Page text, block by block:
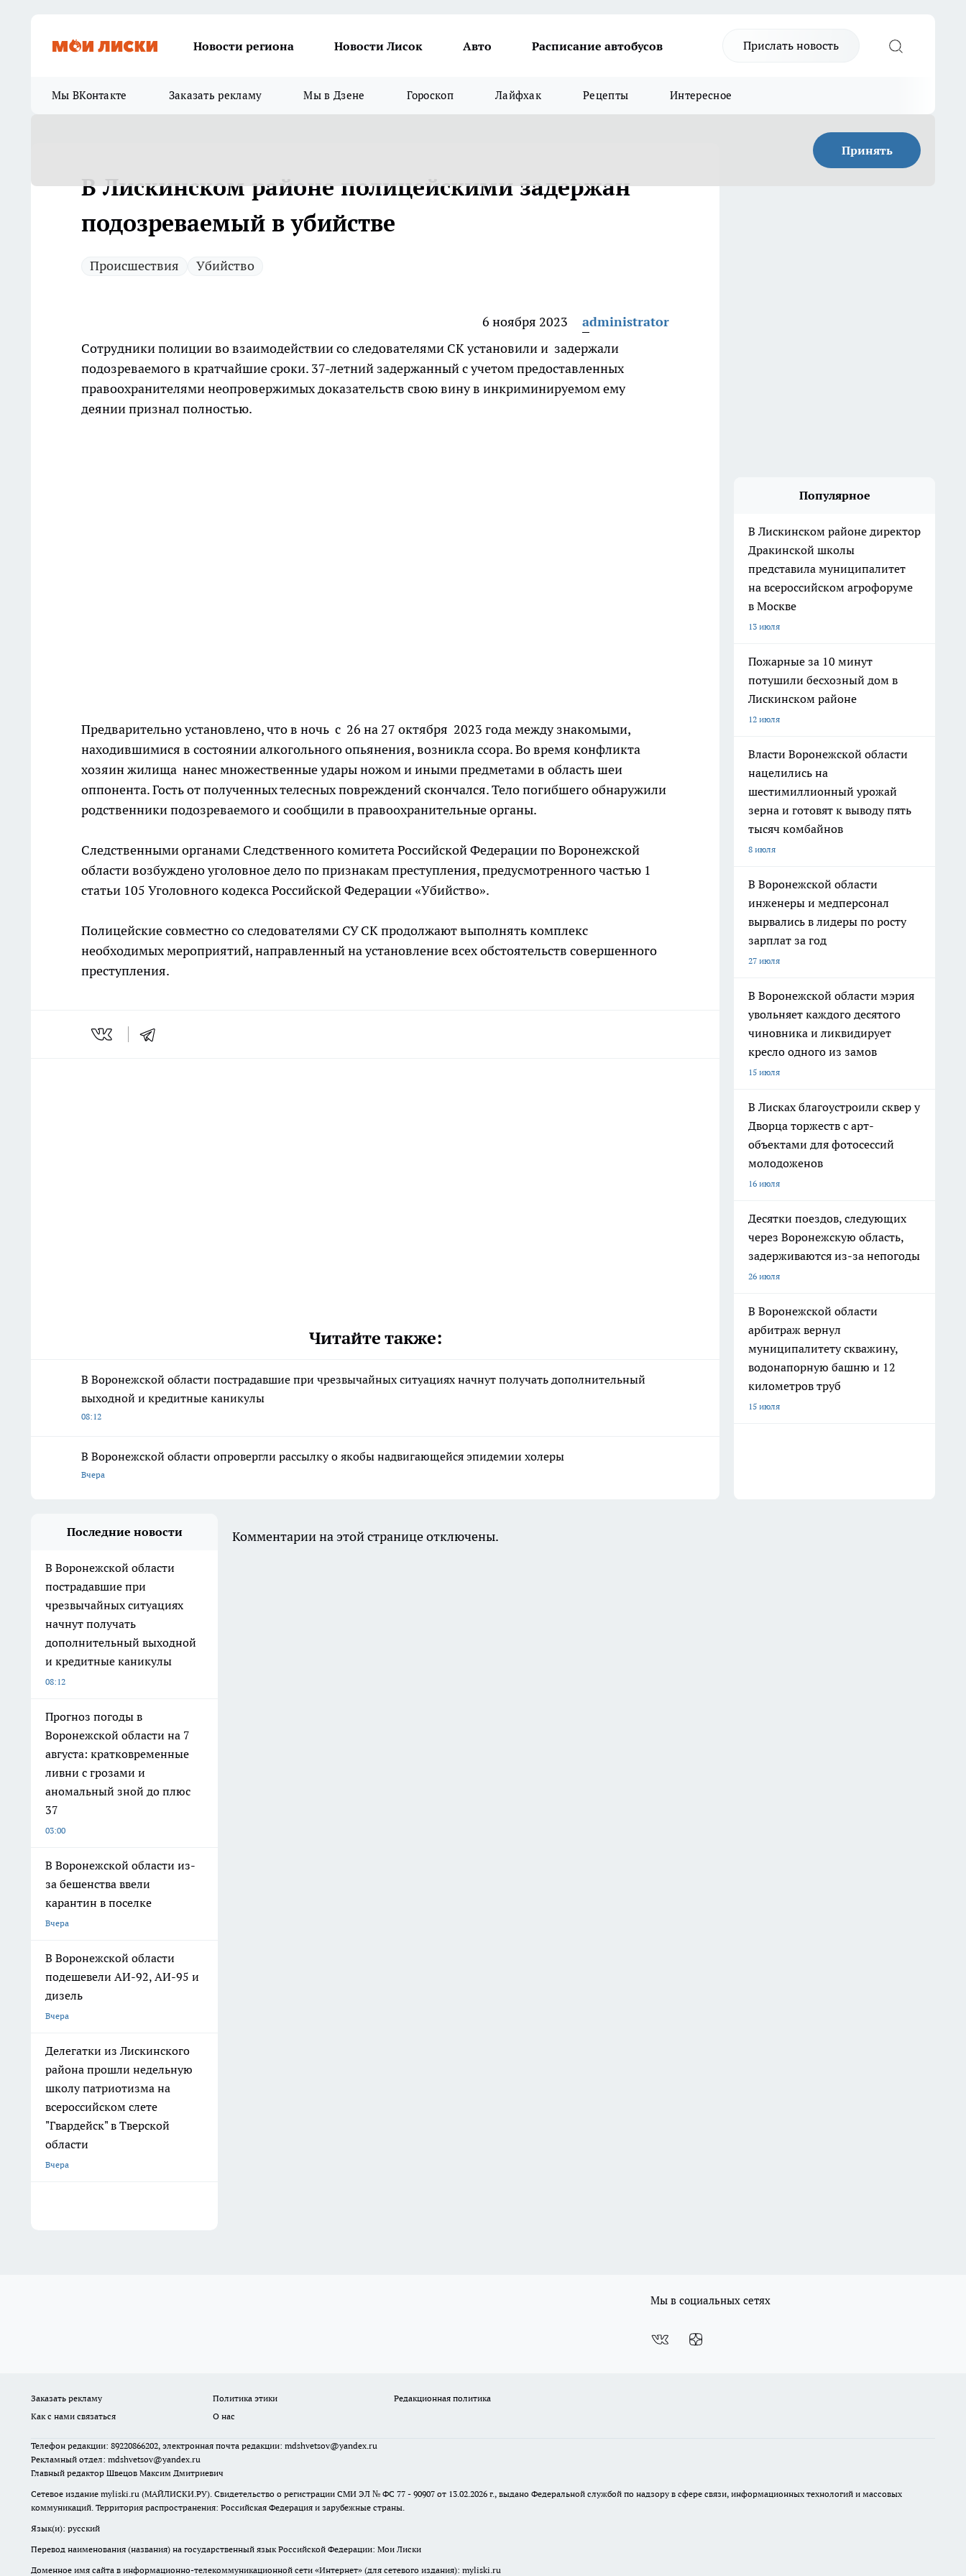
Новости региона Новости Лисок Авто Расписание автобусов Прислать новость
Мы ВКонтакте Заказать рекламу Мы в Дзене Гороскоп Лайфхак Рецепты Интересное
Принять
В Лискинском районе полицейскими задержан
подозреваемый в убийстве
Происшествия Убийство
6 ноября 2023
administrator
Сотрудники полиции во взаимодействии со следователями СК установили и задержали
подозреваемого в кратчайшие сроки. 37-летний задержанный с учетом предоставленных
правоохранителями неопровержимых доказательств свою вину в инкриминируемом ему
деянии признал полностью.
Предварительно установлено, что в ночь с 26 на 27 октября 2023 года между знакомыми,
находившимися в состоянии алкогольного опьянения, возникла ссора. Во время конфликта
хозяин жилища нанес множественные удары ножом и иными предметами в область шеи
оппонента. Гость от полученных телесных повреждений скончался. Тело погибшего обнаружили
родственники подозреваемого и сообщили в правоохранительные органы.
Следственными органами Следственного комитета Российской Федерации по Воронежской
области возбуждено уголовное дело по признакам преступления, предусмотренного частью 1
статьи 105 Уголовного кодекса Российской Федерации «Убийство».
Полицейские совместно со следователями СУ СК продолжают выполнять комплекс
необходимых мероприятий, направленный на установление всех обстоятельств совершенного
преступления.
Читайте также:
В Воронежской области пострадавшие при чрезвычайных ситуациях начнут получать дополнительный
выходной и кредитные каникулы
08:12
В Воронежской области опровергли рассылку о якобы надвигающейся эпидемии холеры
Вчера
Популярное
В Лискинском районе директор
Дракинской школы
представила муниципалитет
на всероссийском агрофоруме
в Москве
13 июля
Пожарные за 10 минут
потушили бесхозный дом в
Лискинском районе
12 июля
Власти Воронежской области
нацелились на
шестимиллионный урожай
зерна и готовят к выводу пять
тысяч комбайнов
8 июля
В Воронежской области
инженеры и медперсонал
вырвались в лидеры по росту
зарплат за год
27 июля
В Воронежской области мэрия
увольняет каждого десятого
чиновника и ликвидирует
кресло одного из замов
15 июля
В Лисках благоустроили сквер у
Дворца торжеств с арт-
объектами для фотосессий
молодоженов
16 июля
Десятки поездов, следующих
через Воронежскую область,
задерживаются из-за непогоды
26 июля
В Воронежской области
арбитраж вернул
муниципалитету скважину,
водонапорную башню и 12
километров труб
15 июля
Последние новости
В Воронежской области
пострадавшие при
чрезвычайных ситуациях
начнут получать
дополнительный выходной
и кредитные каникулы
08:12
Прогноз погоды в
Воронежской области на 7
августа: кратковременные
ливни с грозами и
аномальный зной до плюс
37
03:00
В Воронежской области из-
за бешенства ввели
карантин в поселке
Вчера
В Воронежской области
подешевели АИ-92, АИ-95 и
дизель
Вчера
Делегатки из Лискинского
района прошли недельную
школу патриотизма на
всероссийском слете
"Гвардейск" в Тверской
области
Вчера
Комментарии на этой странице отключены.
Мы в социальных сетях
Заказать рекламу Политика этики
Редакционная политика
Как с нами связаться
О нас
Телефон редакции: 89220866202, электронная почта редакции: mdshvetsov@yandex.ru
Рекламный отдел: mdshvetsov@yandex.ru
Главный редактор Швецов Максим Дмитриевич
Сетевое издание myliski.ru (МАЙЛИСКИ.РУ). Свидетельство о регистрации СМИ ЭЛ № ФС 77 - 90907 от 13.02.2026 г., выдано Федеральной службой по надзору в сфере связи, информационных технологий и массовых
коммуникаций. Территория распространения: Российская Федерация и зарубежные страны.
Язык(и): русский
Перевод наименования (названия) на государственный язык Российской Федерации: Мои Лиски
Доменное имя сайта в информационно-телекоммуникационной сети «Интернет» (для сетевого издания): myliski.ru